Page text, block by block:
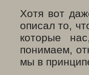
Хотя вот
описал то,
которые
понимаем,
мы в